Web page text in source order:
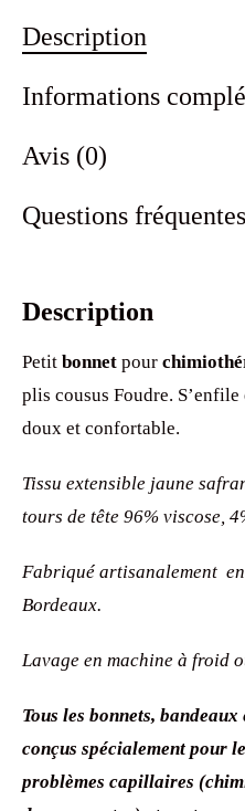
Description
Informations
Avis (0)
Questions fréquentes
Description
Petit bonnet pour
plis cousus Foudre.
doux et confortable.
Tissu extensible jaune
tours de tête 96% viscose,
Fabriqué artisanalement
Bordeaux.
Lavage en machine à froid
Tous les bonnets,
conçus spécialement pour
problèmes capillaires